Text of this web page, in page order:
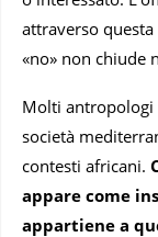
attraverso
«no» non chiude
Molti antropologi
società
contesti africani.
appare come
appartiene a